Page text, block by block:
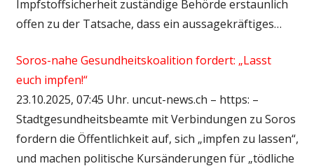
Impfstoffsicherheit zuständige Behörde erstaunlich
offen zu der Tatsache, dass ein aussagekräftiges…
Soros-nahe Gesundheitskoalition fordert: „Lasst
euch impfen!“
23.10.2025, 07:45 Uhr. uncut-news.ch – https: –
Stadtgesundheitsbeamte mit Verbindungen zu Soros
fordern die Öffentlichkeit auf, sich „impfen zu lassen“,
und machen politische Kursänderungen für „tödliche